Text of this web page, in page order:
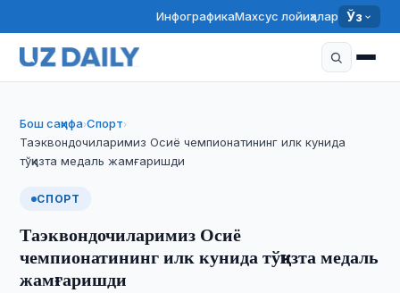
ИнфографикаМахсус лойиҳалар Ўз
Бош саҳифа›Спорт›
Таэквондочиларимиз Осиё чемпионатининг илк кунида
тўққизта медаль жамғаришди
СПОРТ
Таэквондочиларимиз Осиё
чемпионатининг илк кунида тўққизта медаль
жамғаришди